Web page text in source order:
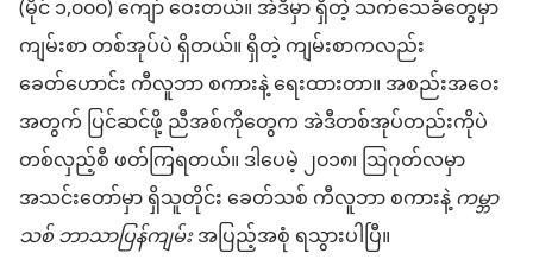
(မိုင် ၁,၀၀၀) ကျော် ဝေးတယ်။ အဲဒီမှာ ရှိတဲ့ သက်သေခံတွေမှာ
ကျမ်းစာ တစ်အုပ်ပဲ ရှိတယ်။ ရှိတဲ့ ကျမ်းစာကလည်း
ခေတ်ဟောင်း ကီလူဘာ စကားနဲ့ ရေးထားတာ။ အစည်းအဝေး
အတွက် ပြင်ဆင်ဖို့ ညီအစ်ကိုတွေက အဲဒီတစ်အုပ်တည်းကိုပဲ
တစ်လှည့်စီ ဖတ်ကြရတယ်။ ဒါပေမဲ့ ၂၀၁၈၊ ဩဂုတ်လမှာ
အသင်းတော်မှာ ရှိသူတိုင်း ခေတ်သစ် ကီလူဘာ စကားနဲ့ကမ္ဘာ
သစ် ဘာသာပြန်ကျမ်းအပြည့်အစုံ ရသွားပါပြီ။